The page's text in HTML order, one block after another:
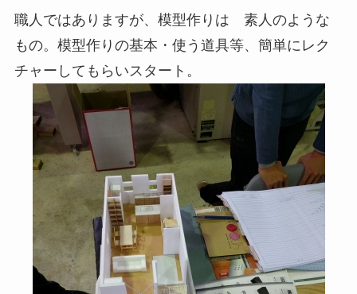
職人ではありますが、模型作りは 素人のような
もの。模型作りの基本・使う道具等、簡単にレク
チャーしてもらいスタート。